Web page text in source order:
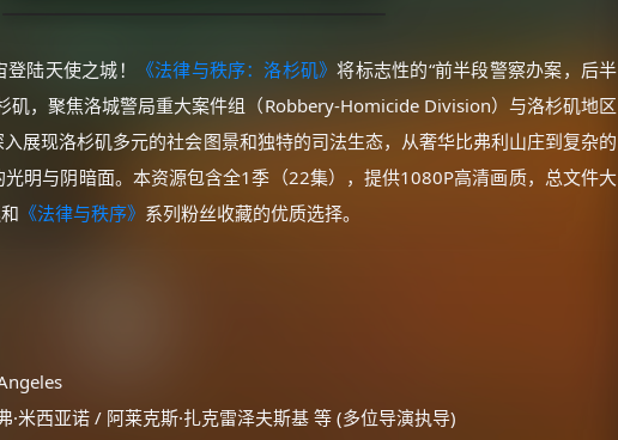
登陆天使之城！ 《法律与秩序：洛杉矶》将标志性的“前半段警察办案，后半
矶，聚焦洛城警局重大案件组（Robbery-Homicide Division）与洛杉矶地区
展现洛杉矶多元的社会图景和独特的司法生态，从奢华比弗利山庄到复杂的
明与阴暗面。本资源包含全1季（22集），提供1080P高清画质，总文件大
《法律与秩序》 系列粉丝收藏的优质选择。
·米西亚诺 / 阿莱克斯·扎克雷泽夫斯基 等 (多位导演执导)